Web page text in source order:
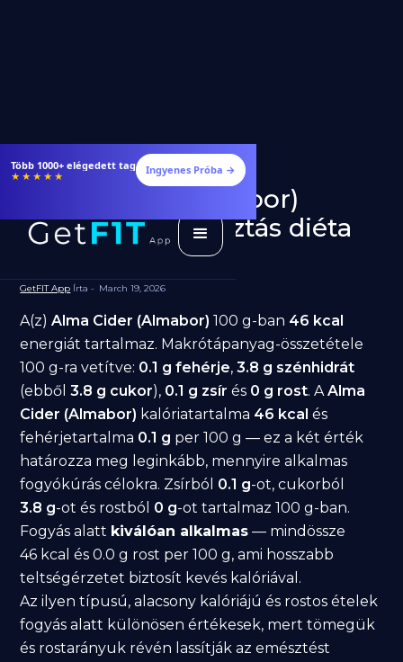
Étrendek, receptek és edzéstervek
★★★★★ Ingyenes Próba →
Alma Cider (Almabor)
fogyásra: jó választás diéta
GetFIT App Írta - March 19, 2026
A(z)Alma Cider (Almabor) 100 g-ban 46 kcal
energiát tartalmaz. Makrótápanyag-összetétele
100 g-ra vetítve: 0.1 g fehérje,3.8 g szénhidrát
(ebből3.8 g cukor), 0.1 g zsír és 0 g rost. AAlma
Cider (Almabor) kalóriatartalma 46 kcal és
fehérjetartalma 0.1 g per 100 g — ez a két érték
határozza meg leginkább, mennyire alkalmas
fogyókúrás célokra. Zsírból 0.1 g-ot, cukorból
3.8 g-ot és rostból 0 g-ot tartalmaz 100 g-ban.
Fogyás alatt kiválóan alkalmas — mindössze
46 kcal és 0.0 g rost per 100 g, ami hosszabb
teltségérzetet biztosít kevés kalóriával.
Az ilyen típusú, alacsony kalóriájú és rostos ételek
fogyás alatt különösen értékesek, mert tömegük
és rostarányuk révén lassítják az emésztést